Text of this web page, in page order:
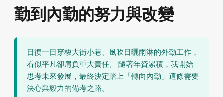
勤到內勤的努力與改變
日復一日穿梭大街小巷、風吹日曬雨淋的外勤工作，
看似平凡卻肩負重大責任。 隨著年資累積，我開始
思考未來發展，最終決定踏上「轉向內勤」這條需要
決心與毅力的備考之路。